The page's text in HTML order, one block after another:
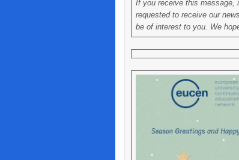
If you receive this message,
requested to receive our
be of interest to you. We